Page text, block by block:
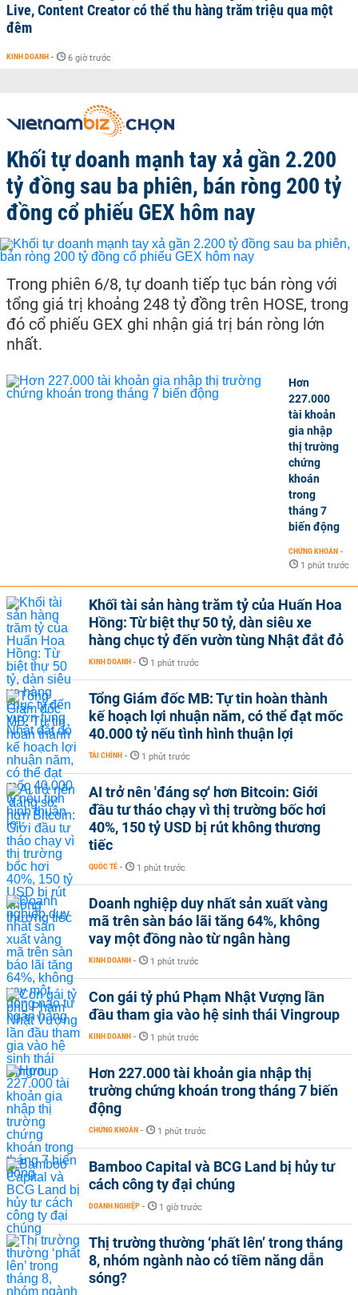
Live, Content Creator có thể thu hàng trăm triệu qua một
đêm
KINH DOANH - 6 giờ trước
Khối tự doanh mạnh tay xả gần 2.200
tỷ đồng sau ba phiên, bán ròng 200 tỷ
đồng cổ phiếu GEX hôm nay
Trong phiên 6/8, tự doanh tiếp tục bán ròng với
tổng giá trị khoảng 248 tỷ đồng trên HOSE, trong
đó cổ phiếu GEX ghi nhận giá trị bán ròng lớn
nhất.
Hơn
227.000
tài khoản
gia nhập
thị trường
chứng
khoán
trong
tháng 7
biến động
CHỨNG KHOÁN -
1 phút trước
Khối tài sản hàng trăm tỷ của Huấn Hoa
Hồng: Từ biệt thự 50 tỷ, dàn siêu xe
hàng chục tỷ đến vườn tùng Nhật đắt đỏ
KINH DOANH - 1 phút trước
Tổng Giám đốc MB: Tự tin hoàn thành
kế hoạch lợi nhuận năm, có thể đạt mốc
40.000 tỷ nếu tình hình thuận lợi
TÀI CHÍNH - 1 phút trước
AI trở nên 'đáng sợ' hơn Bitcoin: Giới
đầu tư tháo chạy vì thị trường bốc hơi
40%, 150 tỷ USD bị rút không thương
tiếc
QUỐC TẾ - 1 phút trước
Doanh nghiệp duy nhất sản xuất vàng
mã trên sàn báo lãi tăng 64%, không
vay một đồng nào từ ngân hàng
KINH DOANH - 1 phút trước
Con gái tỷ phú Phạm Nhật Vượng lần
đầu tham gia vào hệ sinh thái Vingroup
KINH DOANH - 1 phút trước
Hơn 227.000 tài khoản gia nhập thị
trường chứng khoán trong tháng 7 biến
động
CHỨNG KHOÁN - 1 phút trước
Bamboo Capital và BCG Land bị hủy tư
cách công ty đại chúng
DOANH NGHIỆP - 1 giờ trước
Thị trường thường ‘phất lên’ trong tháng
8, nhóm ngành nào có tiềm năng dẫn
sóng?